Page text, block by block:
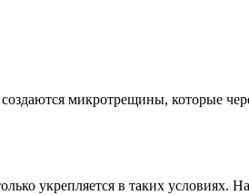
микротрещины, которые
укрепляется в таких условиях.